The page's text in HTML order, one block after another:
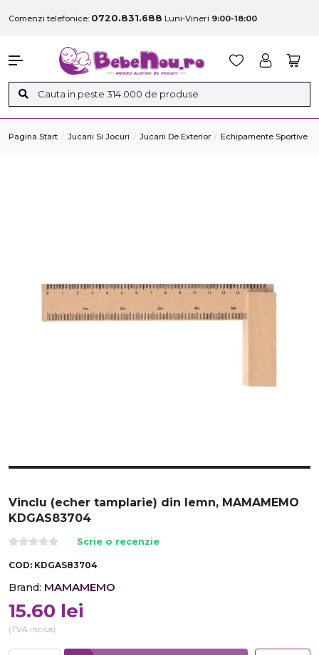
Comenzi telefonice: 0720.831.688 Luni-Vineri 9:00-18:00
Pagina Start Jucarii Si Jocuri Jucarii De Exterior Echipamente Sportive
Vinclu (echer tamplarie) din lemn, MAMAMEMO
KDGAS83704
Scrie o recenzie
COD: KDGAS83704
Brand: MAMAMEMO
15.60 lei
(TVA inclus)